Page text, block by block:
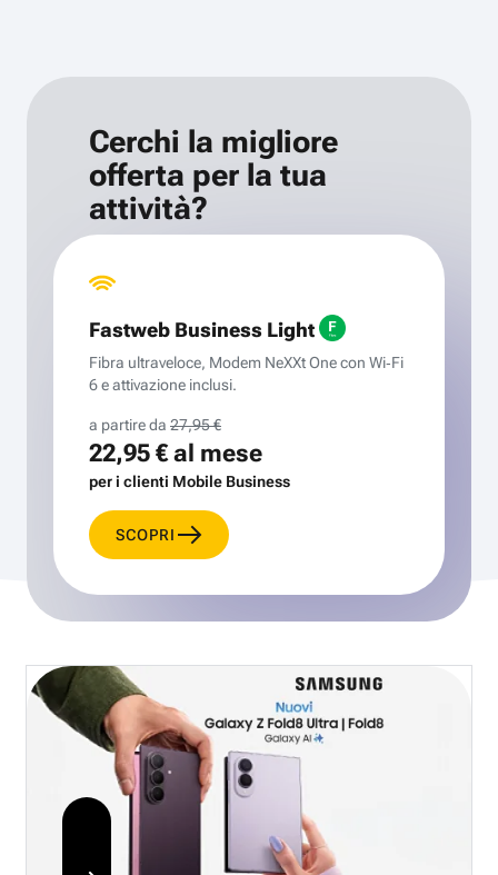
Cerchi la migliore
offerta per la tua
attività?
Fastweb Business Light
Fibra ultraveloce, Modem NeXXt One con Wi‑Fi
6 e attivazione inclusi.
a partire da 27,95 €
22,95 €al mese
per i clienti Mobile Business
SCOPRI